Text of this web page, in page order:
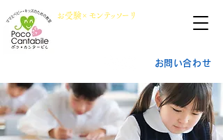
​お受験× モンテッソーリ
お問い合わせ